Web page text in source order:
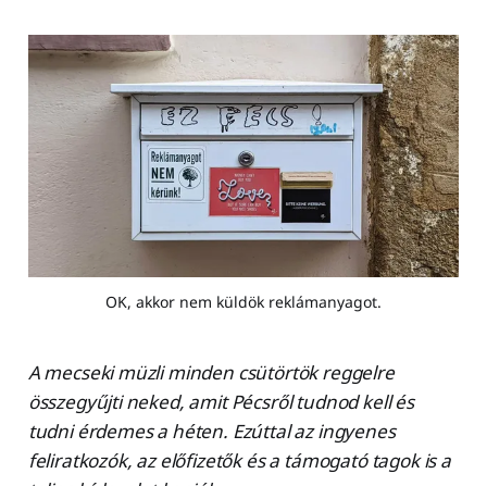
OK, akkor nem küldök reklámanyagot.
A mecseki müzli minden csütörtök reggelre
összegyűjti neked, amit Pécsről tudnod kell és
tudni érdemes a héten. Ezúttal az ingyenes
feliratkozók, az előfizetők és a támogató tagok is a